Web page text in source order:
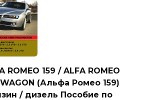
ROMEO 159 / ALFA ROMEO
(Альфа Ромео 159)
/ дизель Пособие по